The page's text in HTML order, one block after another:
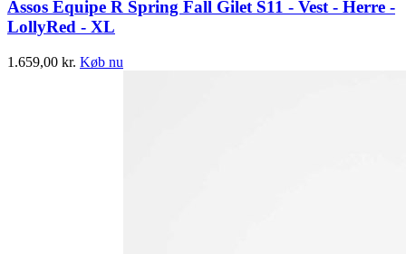
Assos Equipe R Spring Fall Gilet S11 - Vest - Herre -
LollyRed - XL
1.659,00 kr. Køb nu